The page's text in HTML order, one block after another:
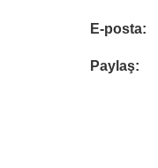
E-posta:
Paylaş: